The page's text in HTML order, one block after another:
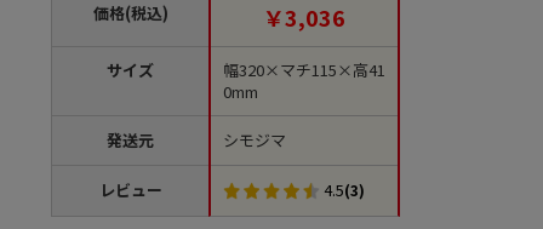
価格(税込)
サイズ
発送元
レビュー
￥3,036
幅320×マチ115×高41
0mm
シモジマ
4.5(3)